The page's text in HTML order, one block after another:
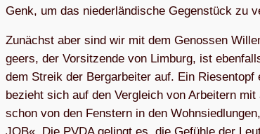
Genk, um das nieder­län­di­sche Gegen­stück zu
Zunächst aber sind wir mit dem Genos­sen
geers, der Vorsit­zende von Lim­burg, ist
dem Streik der Berg­arbei­ter auf. Ein
bezieht sich auf den Ver­gleich von Arbei­tern
schon von den Fens­tern in den